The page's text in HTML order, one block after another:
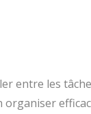
entre les
organiser